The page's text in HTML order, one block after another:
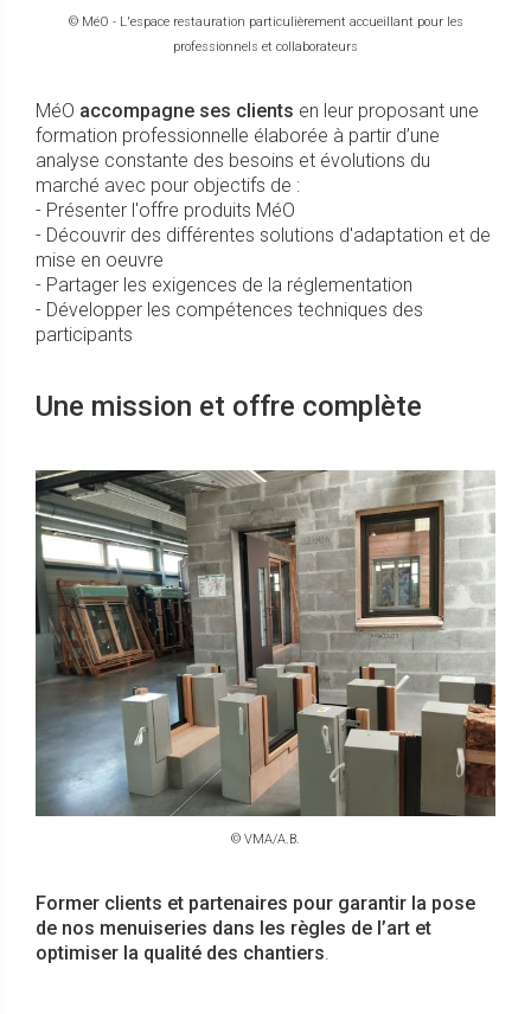
© MéO - L'espace restauration particulièrement accueillant pour les
professionnels et collaborateurs
MéO accompagne ses clients en leur proposant une
formation professionnelle élaborée à partir d’une
analyse constante des besoins et évolutions du
marché avec pour objectifs de :
- Présenter l'offre produits MéO
- Découvrir des différentes solutions d'adaptation et de
mise en oeuvre
- Partager les exigences de la réglementation
- Développer les compétences techniques des
participants
Une mission et offre complète
© VMA/A.B.
Former clients et partenaires pour garantir la pose
de nos menuiseries dans les règles de l’art et
optimiser la qualité des chantiers